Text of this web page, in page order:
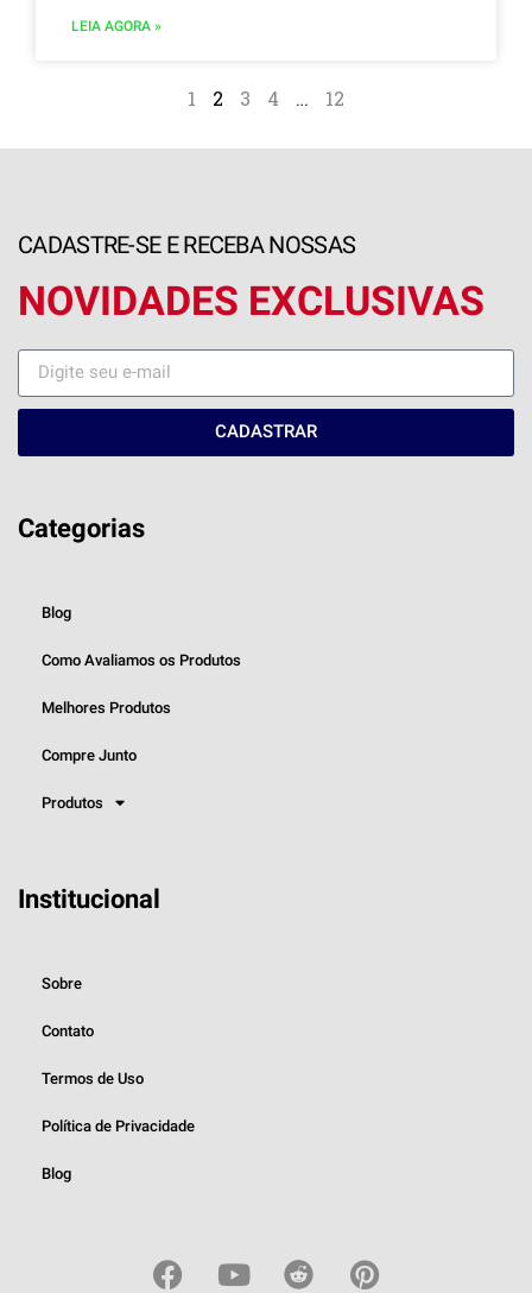
LEIA AGORA »
1 2 3 4 … 12
CADASTRE-SE E RECEBA NOSSAS
NOVIDADES EXCLUSIVAS
CADASTRAR
Categorias
Blog
Como Avaliamos os Produtos
Melhores Produtos
Compre Junto
Produtos
Institucional
Sobre
Contato
Termos de Uso
Política de Privacidade
Blog